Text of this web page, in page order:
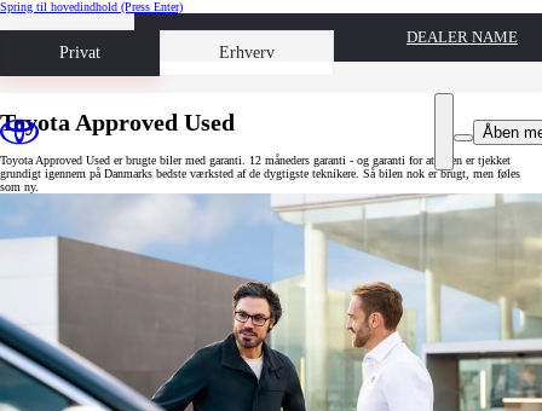
Spring til hovedindhold (Press Enter)
Privat Erhverv
Book prøvetur
DEALER NAME
Åben
Toyota Approved Used
Toyota Approved Used er brugte biler med garanti. 12 måneders garanti - og garanti for at bilen er tjekket
grundigt igennem på Danmarks bedste værksted af de dygtigste teknikere. Så bilen nok er brugt, men føles
som ny.